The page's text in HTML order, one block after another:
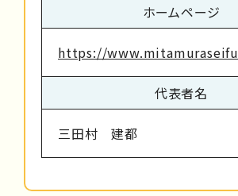
ホームページ
https://
代表者名
三田村 建都